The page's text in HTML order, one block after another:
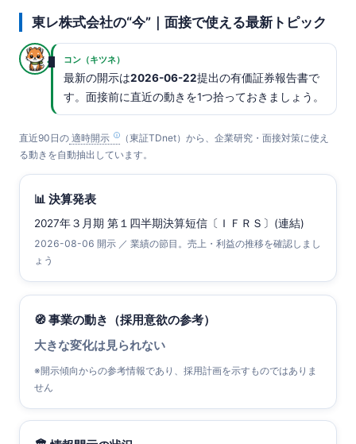
東レ株式会社の“今”｜面接で使える最新トピック
コン（キツネ）
最新の開示は2026-06-22提出の有価証券報告書で
す。面接前に直近の動きを1つ拾っておきましょう。
直近90日の 適時開示
（東証TDnet）から、企業研究・面接対策に使え
る動きを自動抽出しています。
📊 決算発表
2027年３月期 第１四半期決算短信〔ＩＦＲＳ〕(連結)
2026-08-06 開示 ／ 業績の節目。売上・利益の推移を確認しまし
ょう
🧭 事業の動き（採用意欲の参考）
大きな変化は見られない
※開示傾向からの参考情報であり、採用計画を示すものではありま
せん